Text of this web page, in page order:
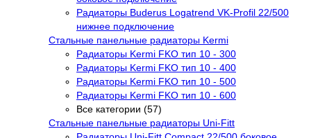
Радиаторы Buderus Logatrend VK-Profil 22/500
нижнее подключение
Стальные панельные радиаторы Kermi
Радиаторы Kermi FKO тип 10 - 300
Радиаторы Kermi FKO тип 10 - 400
Радиаторы Kermi FKO тип 10 - 500
Радиаторы Kermi FKO тип 10 - 600
Все категории (57)
Стальные панельные радиаторы Uni-Fitt